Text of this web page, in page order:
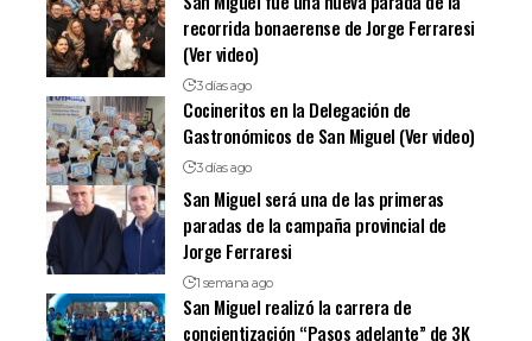
recorrida bonaerense de Jorge Ferraresi
(Ver video)
3 días ago
Cocineritos en la Delegación de
Gastronómicos de San Miguel (Ver video)
3 días ago
San Miguel será una de las primeras
paradas de la campaña provincial de
Jorge Ferraresi
1 semana ago
San Miguel realizó la carrera de
concientización “Pasos adelante” de 3K